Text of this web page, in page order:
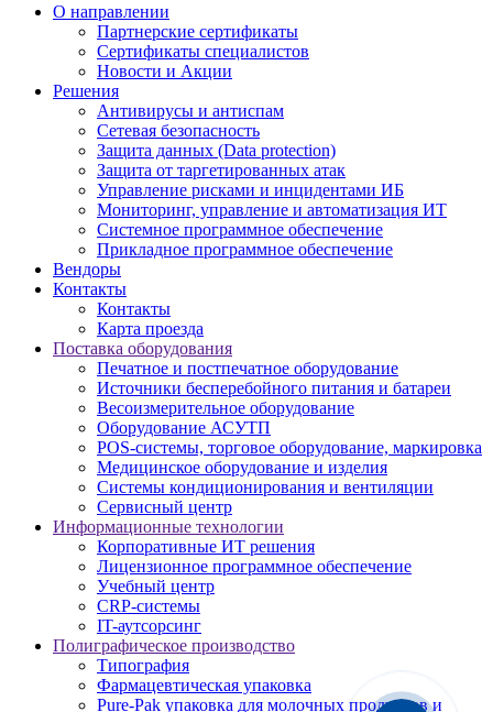
О направлении
Партнерские сертификаты
Сертификаты специалистов
Новости и Акции
Решения
Антивирусы и антиспам
Сетевая безопасность
Защита данных (Data protection)
Защита от таргетированных атак
Управление рисками и инцидентами ИБ
Мониторинг, управление и автоматизация ИТ
Системное программное обеспечение
Прикладное программное обеспечение
Вендоры
Контакты
Контакты
Карта проезда
Поставка оборудования
Печатное и постпечатное оборудование
Источники бесперебойного питания и батареи
Весоизмерительное оборудование
Оборудование АСУТП
POS-системы, торговое оборудование, маркировка
Медицинское оборудование и изделия
Системы кондиционирования и вентиляции
Сервисный центр
Информационные технологии
Корпоративные ИТ решения
Лицензионное программное обеспечение
Учебный центр
CRP-системы
IT-аутсорсинг
Полиграфическое производство
Типография
Фармацевтическая упаковка
Pure-Pak упаковка для молочных продуктов и